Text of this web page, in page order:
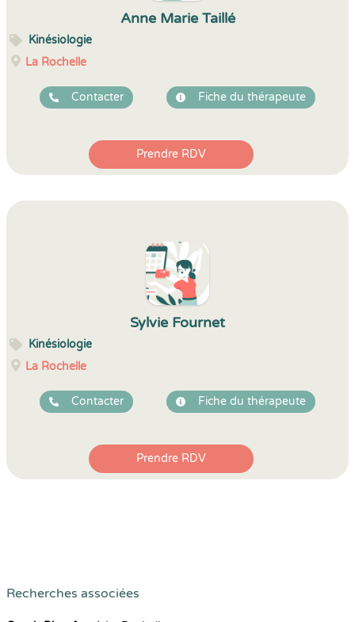
Anne Marie Taillé
Kinésiologie
La Rochelle
Contacter Fiche du thérapeute
Prendre RDV
Sylvie Fournet
Kinésiologie
La Rochelle
Contacter Fiche du thérapeute
Prendre RDV
Recherches associées